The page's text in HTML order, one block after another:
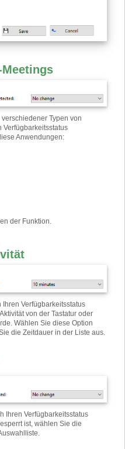
Typen von
Verfügbarkeitsstatus
Anwendungen:
der Funktion.
Verfügbarkeitsstatus
von der Tastatur oder
Wählen Sie diese Option
die Zeitdauer in der Liste aus.
Ihren Verfügbarkeitsstatus
ist, wählen Sie die